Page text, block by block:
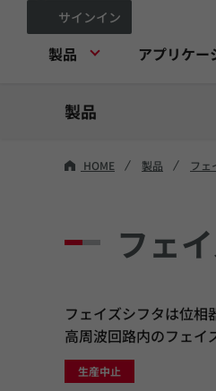
サインイン
製品 アプリケー
製品
HOME 製品 フェ
フェ
フェイズシフタは位相
高周波回路内のフェイ
生産中止